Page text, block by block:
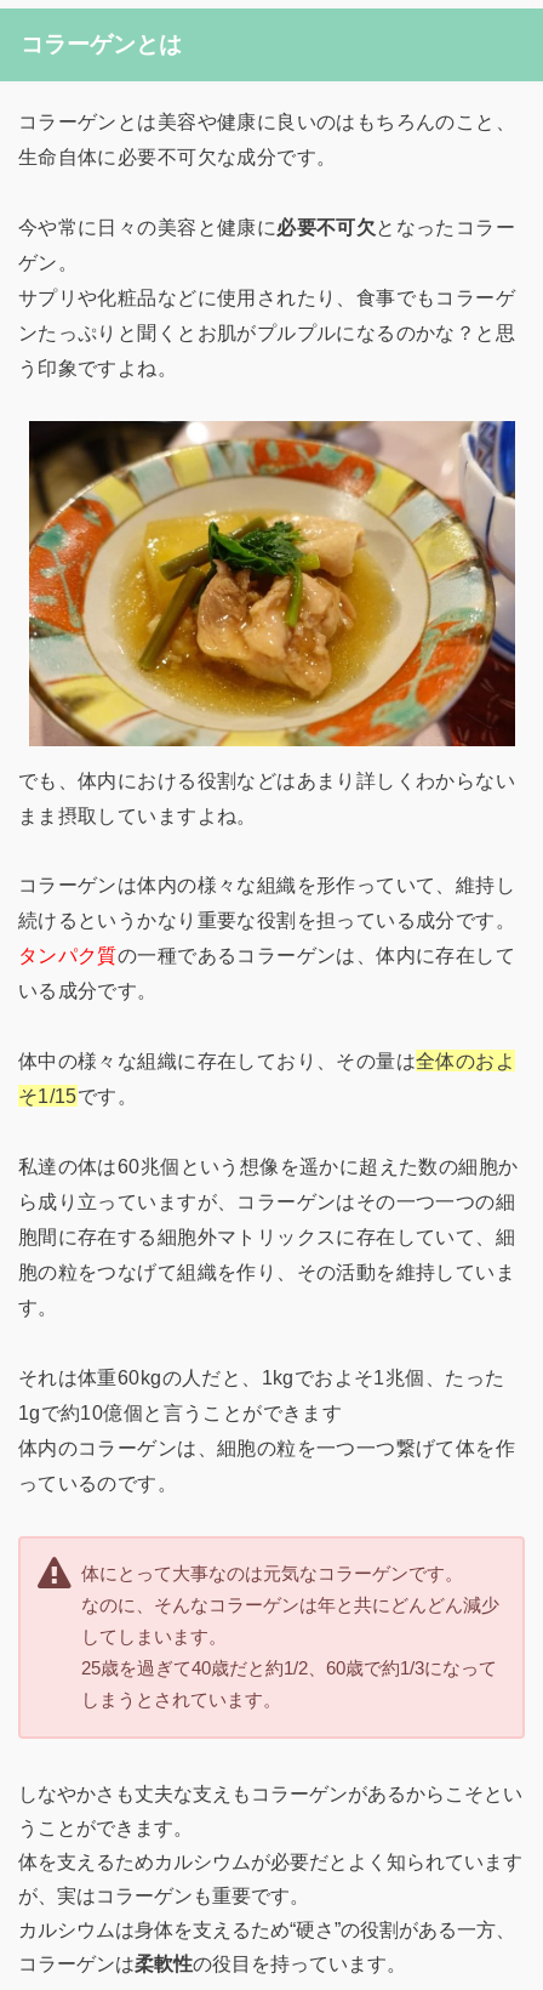
コラーゲンとは
コラーゲンとは美容や健康に良いのはもちろんのこと、
生命自体に必要不可欠な成分です。
今や常に日々の美容と健康に必要不可欠となったコラー
ゲン。
サプリや化粧品などに使用されたり、食事でもコラーゲ
ンたっぷりと聞くとお肌がプルプルになるのかな？と思
う印象ですよね。
でも、体内における役割などはあまり詳しくわからない
まま摂取していますよね。
コラーゲンは体内の様々な組織を形作っていて、維持し
続けるというかなり重要な役割を担っている成分です。
タンパク質の一種であるコラーゲンは、体内に存在して
いる成分です。
体中の様々な組織に存在しており、その量は全体のおよ
そ1/15です。
私達の体は60兆個という想像を遥かに超えた数の細胞か
ら成り立っていますが、コラーゲンはその一つ一つの細
胞間に存在する細胞外マトリックスに存在していて、細
胞の粒をつなげて組織を作り、その活動を維持していま
す。
それは体重60kgの人だと、1kgでおよそ1兆個、たった
1gで約10億個と言うことができます
体内のコラーゲンは、細胞の粒を一つ一つ繋げて体を作
っているのです。
体にとって大事なのは元気なコラーゲンです。
なのに、そんなコラーゲンは年と共にどんどん減少
してしまいます。
25歳を過ぎて40歳だと約1/2、60歳で約1/3になって
しまうとされています。
しなやかさも丈夫な支えもコラーゲンがあるからこそとい
うことができます。
体を支えるためカルシウムが必要だとよく知られています
が、実はコラーゲンも重要です。
カルシウムは身体を支えるため“硬さ”の役割がある一方、
コラーゲンは柔軟性の役目を持っています。